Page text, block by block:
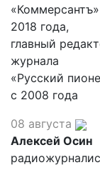
2018 года,
главный
журнала
«Русский
с 2008 года
08 августа
Алексей Осин